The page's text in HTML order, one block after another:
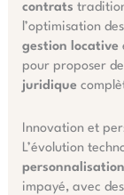
contrats
l’optimisation des
gestion locative
pour proposer
juridique
Innovation et
L’évolution
impayé, avec